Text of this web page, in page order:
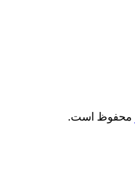
محفوظ است.